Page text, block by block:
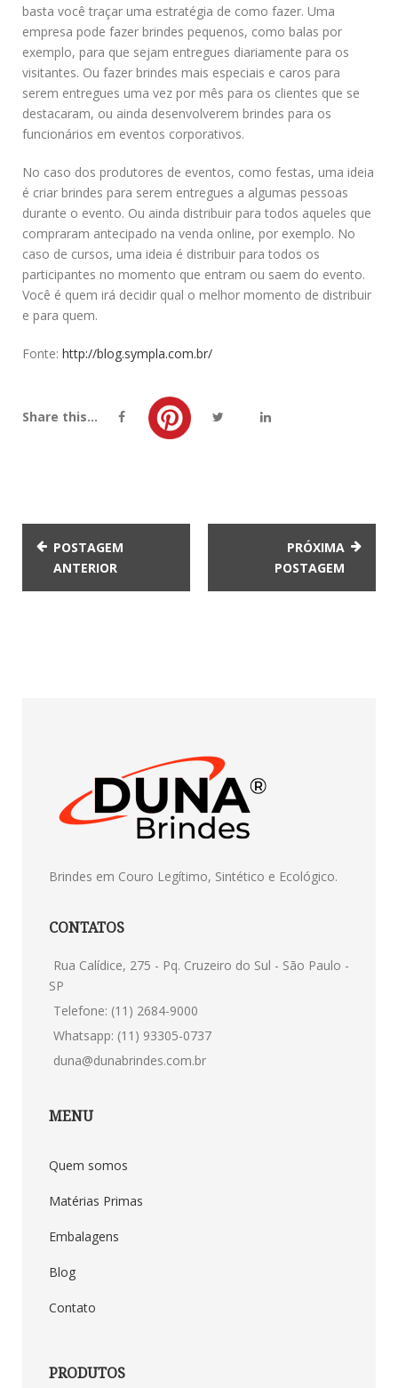
basta você traçar uma estratégia de como fazer. Uma
empresa pode fazer brindes pequenos, como balas por
exemplo, para que sejam entregues diariamente para os
visitantes. Ou fazer brindes mais especiais e caros para
serem entregues uma vez por mês para os clientes que se
destacaram, ou ainda desenvolverem brindes para os
funcionários em eventos corporativos.
No caso dos produtores de eventos, como festas, uma ideia
é criar brindes para serem entregues a algumas pessoas
durante o evento. Ou ainda distribuir para todos aqueles que
compraram antecipado na venda online, por exemplo. No
caso de cursos, uma ideia é distribuir para todos os
participantes no momento que entram ou saem do evento.
Você é quem irá decidir qual o melhor momento de distribuir
e para quem.
Fonte: http://blog.sympla.com.br/
Share this...
POSTAGEM
ANTERIOR
PRÓXIMA
POSTAGEM
Brindes em Couro Legítimo, Sintético e Ecológico.
CONTATOS
Rua Calídice, 275 - Pq. Cruzeiro do Sul - São Paulo -
SP
Telefone: (11) 2684-9000
Whatsapp: (11) 93305-0737
duna@dunabrindes.com.br
MENU
Quem somos
Matérias Primas
Embalagens
Blog
Contato
PRODUTOS